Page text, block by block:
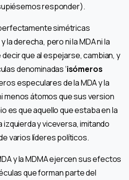
responder).
simétricas
la derecha, pero ni la MDA ni la
decir que al espejarse, cambian, y
denominadas ‘isómeros
especulares de la MDA y la
menos átomos que sus version
es que aquello que estaba en la
y viceversa, imitando
varios líderes políticos.
y la MDMA ejercen sus efectos
que forman parte del